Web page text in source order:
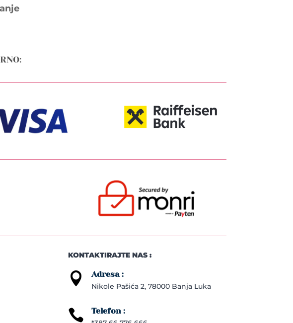
KONTAKTIRAJTE NAS :
 Adresa :
Nikole Pašića 2, 78000 Banja Luka
 Telefon :